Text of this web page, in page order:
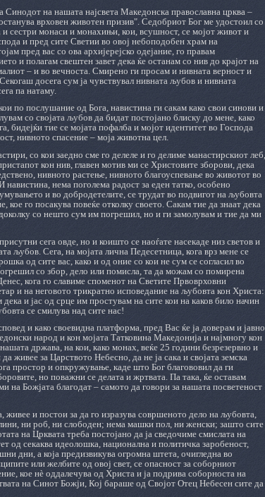
Синодот на нашата најсвета Македонска православна црква –
врховен животен призив". Седобриот Бог ме удостоил со
сестри монаси и монахињи, кои, всушност, се мојот живот и
и пред сите Светии во овој небоподобен храм на
пред вас со ова архијерејско одејание, го правам
и полагам свештен завет дека ќе останам со нив до крајот на
– и во вечноста. Смирено ги просам и нивната верност и
досега сум ја чувствувал нивната љубов и нивната
па натаму.
по послушание од Бога, навистина ги сакам како свои синови и
со својата љубов да бидат постојано блиску до мене, како
бидејќи тие се мојата пофалба и мојот идентитет во Господа
нивното спасение – моја животна цел.
со кои заедно сме го делеле и го делиме манастирскиот леб,
кон нив, главен мотив ми се Христовите зборови, дека
нивното растење, нивното благоуспевање во животот во
нема поголема радост за еден татко, особено
и во добродетелите, се трудат во подвигот на љубовта
го посакува повеќе отколку своето. Сакам тие да знаат дека
со нешто сум им погрешил, но и ги замолувам и тие да ми
сега овде, но и коишто се наоѓате насекаде низ светов и
љубов. Сега, на мојата лична Педесетница, кога врз мене се
од сите вас, како и од оние со кои не сум се согласил во
со збор, дело или помисла, та да можам со помирена
кога го славиме споменот на Светите Првоврховни
и на неговото трикратно исповедание на љубовта кон Христа:
и јас од срце им простувам на сите кои на каков било начин
се смилува над сите нас!
и како своевидна платформа, пред Вас ќе ја доверам и јавно
народ и кон мојата Татковина Македонија и најмногу кон
држава, на кои, како монах, веќе 25 години безрезервно и
живее за Царството Небесно, да не ја сака и својата земска
простор и опкружување, каде што Бог благововил да ги
но поважни се делата и жртвата. Па така, ќе оставам
на Божјата благодат – самото да говори за нашата посветеност
живее и постои за да го изразува совршеното дело на љубовта,
ни роб, ни слободен; нема машки пол, ни женски; зашто сите
на Црквата треба постојано да ја сведочиме смислата на
од секаква идеолошка, национална и политичка заробеност,
дни, а која предизвикува огромна штета, очигледна во
или желбите од овој свет, се опасност за соборниот
кое нѐ оддалечува од Христа и ја подрива соборноста на
на Синот Божји, Кој бараше од Својот Отец Небесен сите да